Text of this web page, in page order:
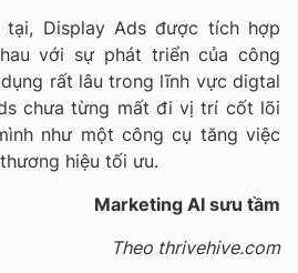
Display Ads được tích hợp
với sự phát triển của công
rất lâu trong lĩnh vực digtal
chưa từng mất đi vị trí cốt lõi
như một công cụ tăng việc
hiệu tối ưu.
Marketing AI sưu tầm
Theo thrivehive.com